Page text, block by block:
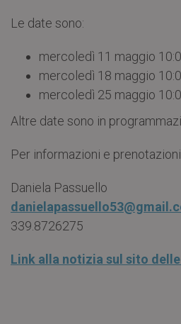
Le date sono:
mercoledì 11 maggio
mercoledì 18 maggio
mercoledì 25 maggio
Altre date sono in
Per informazioni e
Daniela Passuello
339.8726275
Link alla notizia sul sito